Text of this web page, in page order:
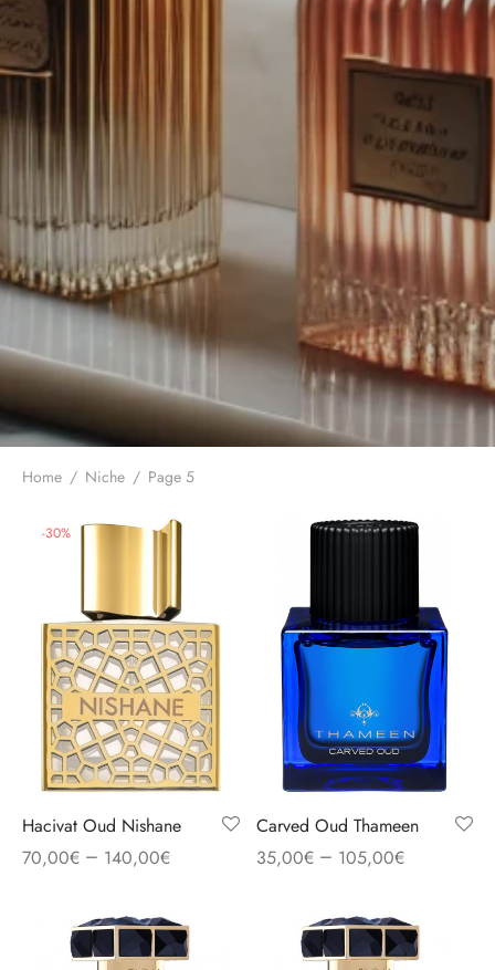
Home / Niche / Page 5
-30%
Hacivat Oud Nishane
70,00€ – 140,00€
Carved Oud Thameen
35,00€– 105,00€